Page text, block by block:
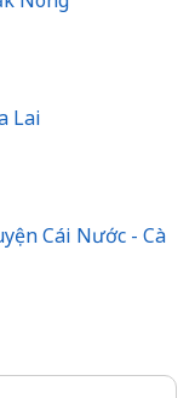
Lai
Cái Nước - Cà